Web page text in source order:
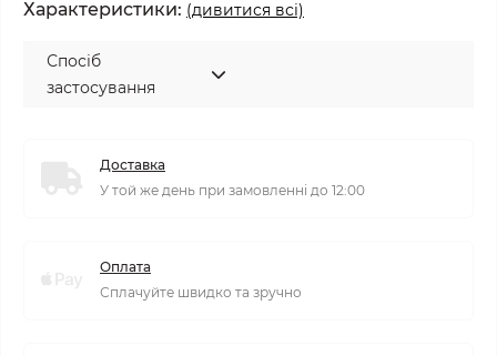
Характеристики: (дивитися всі)
Спосіб
застосування
Доставка
У той же день при замовленні до 12:00
Оплата
Сплачуйте швидко та зручно